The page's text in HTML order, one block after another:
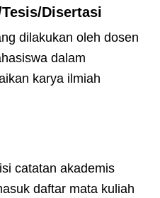
Disertasi
dilakukan oleh dosen
dalam
karya ilmiah
catatan akademis
daftar mata kuliah